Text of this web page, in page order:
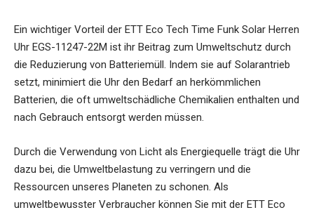
Ein wichtiger Vorteil der ETT Eco Tech Time Funk Solar Herren
Uhr EGS-11247-22M ist ihr Beitrag zum Umweltschutz durch
die Reduzierung von Batteriemüll. Indem sie auf Solarantrieb
setzt, minimiert die Uhr den Bedarf an herkömmlichen
Batterien, die oft umweltschädliche Chemikalien enthalten und
nach Gebrauch entsorgt werden müssen.
Durch die Verwendung von Licht als Energiequelle trägt die Uhr
dazu bei, die Umweltbelastung zu verringern und die
Ressourcen unseres Planeten zu schonen. Als
umweltbewusster Verbraucher können Sie mit der ETT Eco